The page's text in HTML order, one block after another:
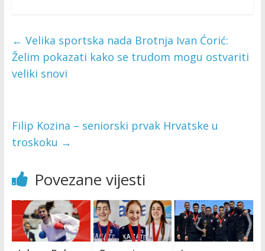
← Velika sportska nada Brotnja Ivan Ćorić:
Želim pokazati kako se trudom mogu ostvariti
veliki snovi
Filip Kozina – seniorski prvak Hrvatske u
troskoku →
Povezane vijesti